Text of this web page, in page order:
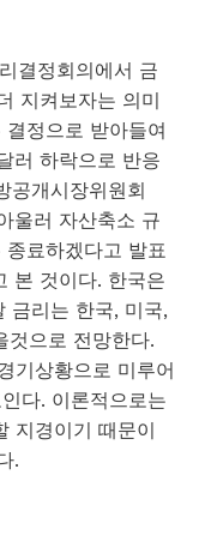
결정회의에서 금
지켜보자는 의미
정으로 받아들여
러 하락으로 반응
공개시장위원회
울러 자산축소 규
료하겠다고 발표
본 것이다. 한국은
금리는 한국, 미국,
것으로 전망한다.
기상황으로 미루어
다. 이론적으로는
지경이기 때문이
.